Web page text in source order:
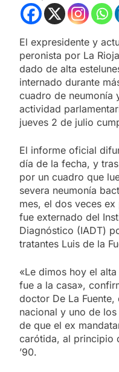
El expresidente y
peronista por La
dado de alta
internado durante
cuadro de neumonía
actividad
jueves 2 de julio
El informe oficial
día de la fecha, y
por un cuadro que
severa neumonía
mes, el dos veces
fue externado del
Diagnóstico (IADT)
tratantes Luis de la
«Le dimos hoy el
fue a la casa»,
doctor De La
nacional y uno de
de que el ex
carótida, al principio
’90.